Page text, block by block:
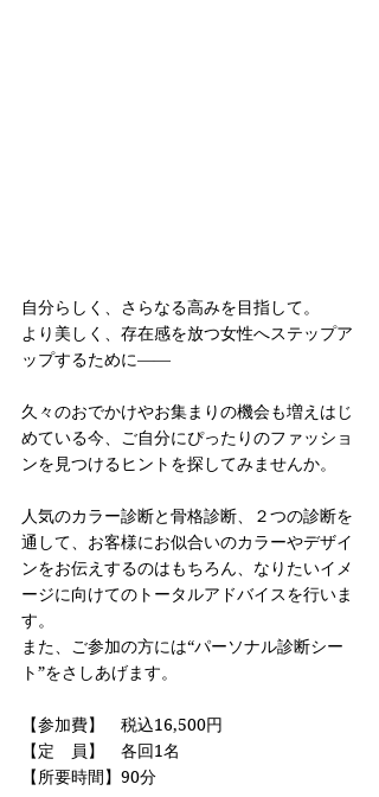
自分らしく、さらなる高みを目指して。
より美しく、存在感を放つ女性へステップア
ップするために――
久々のおでかけやお集まりの機会も増えはじ
めている今、ご自分にぴったりのファッショ
ンを見つけるヒントを探してみませんか。
人気のカラー診断と骨格診断、２つの診断を
通して、お客様にお似合いのカラーやデザイ
ンをお伝えするのはもちろん、なりたいイメ
ージに向けてのトータルアドバイスを行いま
す。
また、ご参加の方には“パーソナル診断シー
ト”をさしあげます。
【参加費】　税込16,500円
【定　員】　各回1名
【所要時間】90分